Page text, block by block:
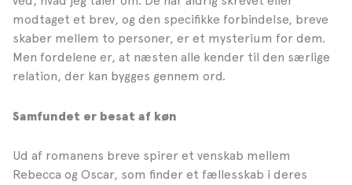
modtaget et brev, og den specifikke forbindelse, breve
skaber mellem to personer, er et mysterium for dem.
Men fordelene er, at næsten alle kender til den særlige
relation, der kan bygges gennem ord.
Samfundet er besat af køn
Ud af romanens breve spirer et venskab mellem
Rebecca og Oscar, som finder et fællesskab i deres